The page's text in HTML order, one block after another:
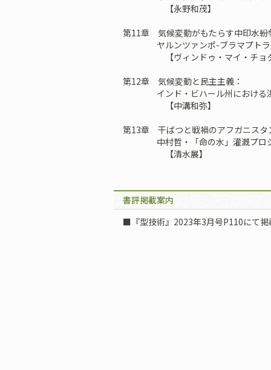
【永野和茂】
第11章 気候変動がもたらす中印水紛
ヤルンツァンポ-ブラマプトラ
【ヴィンドゥ・マイ・チョ
第12章 気候変動と民主主義：
インド・ビハール州における洪
【中溝和弥】
第13章 干ばつと戦禍のアフガニスタ
中村哲・「命の水」灌漑プロジ
【清水展】
書評掲載案内
■『型技術』2023年3月号P110にて掲